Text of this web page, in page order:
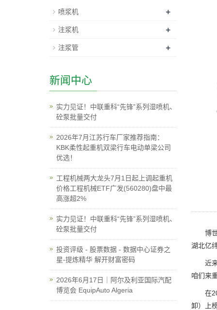
博世
湖北亿
近来
咱们来
在
卸）上
喷浆机 +
注浆机 +
注浆管 +
新闻中心
实力见证！中联重科“先锋”系列湿喷机、
砼泵批量交付
2026年7月江苏行车厂家推荐指南：
KBK柔性起重机双梁行车电动单梁公司
优选！
工程机械两大龙头7月1日起上调起重机
价格工程机械ETF广发(560280)盘中最
高涨超2%
实力见证！中联重科“先锋”系列湿喷机、
砼泵批量交付
投资评级 - 股票数据 - 数据中心证券之
星-提炼精华 解开财富密码
2026年6月17日｜阿尔及利亚国际汽配
博览会 EquipAuto Algeria